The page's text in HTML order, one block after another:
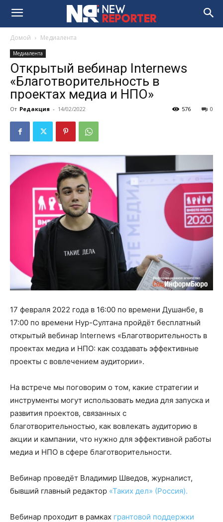
Домой Медиалента
Медиалента
Открытый вебинар Internews
«Благотворительность в
проектах медиа и НПО»
От Редакция - 14/02/2022 0
576
17 февраля 2022 года в 16:00 по времени Душанбе, в
17:00 по времени Нур-Султана пройдёт бесплатный
открытый вебинар Internews «Благотворительность в
проектах медиа и НПО: как создавать эффективные
проекты с вовлечением аудитории».
На встрече мы поговорим о том, какие стратегии и
инструменты могут использовать медиа для запуска и
развития проектов, связанных с
благотворительностью, как вовлекать аудиторию в
акции и кампании, что нужно для эффективной работы
медиа и НПО в сфере благотворительности.
Вебинар проведёт Владимир Шведов, журналист,
бывший главный редактор «Таких дел» (Россия).
Вебинар проходит в рамках грантовой поддержки